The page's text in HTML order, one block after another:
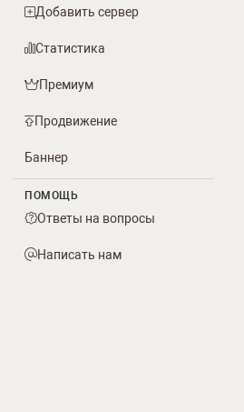
Добавить сервер
Статистика
Премиум
Продвижение
Баннер
ПОМОЩЬ
Ответы на вопросы
Написать нам